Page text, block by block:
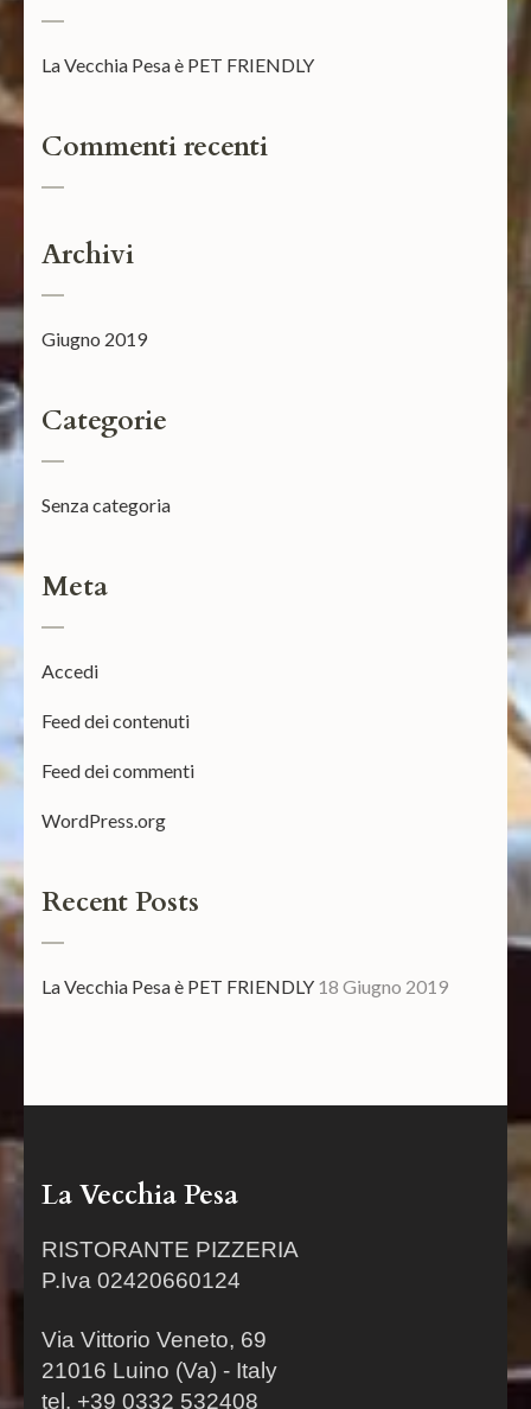
La Vecchia Pesa è PET FRIENDLY
Commenti recenti
Archivi
Giugno 2019
Categorie
Senza categoria
Meta
Accedi
Feed dei contenuti
Feed dei commenti
WordPress.org
Recent Posts
La Vecchia Pesa è PET FRIENDLY 18 Giugno 2019
La Vecchia Pesa
RISTORANTE PIZZERIA
P.Iva 02420660124
Via Vittorio Veneto, 69
21016 Luino (Va) - Italy
tel. +39 0332 532408